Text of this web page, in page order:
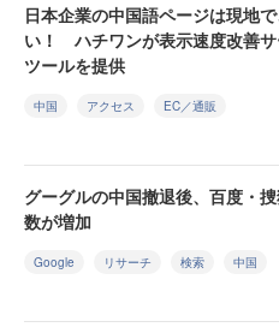
日本企業の中国語ページは現地
い！ ハチワンが表示速度改善
ツールを提供
中国 アクセス EC／通販
グーグルの中国撤退後、百度・
数が増加
Google リサーチ 検索 中国